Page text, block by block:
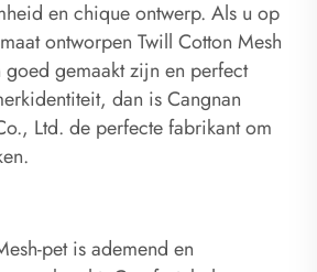
en chique ontwerp. Als u op
ontworpen Twill Cotton Mesh
gemaakt zijn en perfect
dan is Cangnan
Ltd. de perfecte fabrikant om
pet is ademend en